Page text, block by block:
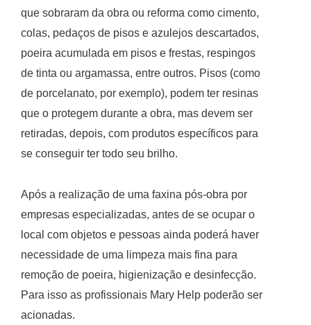
que sobraram da obra ou reforma como cimento,
colas, pedaços de pisos e azulejos descartados,
poeira acumulada em pisos e frestas, respingos
de tinta ou argamassa, entre outros. Pisos (como
de porcelanato, por exemplo), podem ter resinas
que o protegem durante a obra, mas devem ser
retiradas, depois, com produtos específicos para
se conseguir ter todo seu brilho.
Após a realização de uma faxina pós-obra por
empresas especializadas, antes de se ocupar o
local com objetos e pessoas ainda poderá haver
necessidade de uma limpeza mais fina para
remoção de poeira, higienização e desinfecção.
Para isso as profissionais Mary Help poderão ser
acionadas.